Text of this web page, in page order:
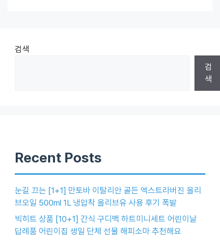
검색
검
색
Recent Posts
눈길 끄는 [1+1] 만토바 이탈리안 골든 엑스트라버진 올리
브오일 500ml 1L 냉압착 올리브유 사용 후기 폭발
빅히트 상품 [10+1] 간식 구디백 하트미니세트 어린이날
답례품 어린이집 생일 단체 선물 해피소마 추천해요